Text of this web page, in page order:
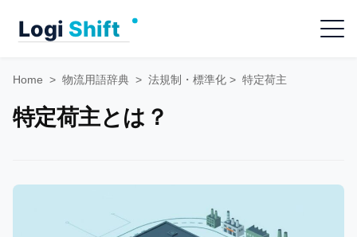
Menu
Home > 物流用語辞典 > 法規制・標準化 > 特定荷主
特定荷主とは？